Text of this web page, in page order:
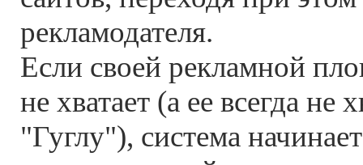
рекламодателя.
Если своей рекламной
не хватает (а ее всегда не
"Гуглу"), система